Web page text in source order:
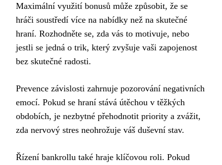
Maximální využití bonusů může způsobit, že se
hráči soustředí více na nabídky než na skutečné
hraní. Rozhodněte se, zda vás to motivuje, nebo
jestli se jedná o trik, který zvyšuje vaši zapojenost
bez skutečné radosti.
Prevence závislosti zahrnuje pozorování negativních
emocí. Pokud se hraní stává útěchou v těžkých
obdobích, je nezbytné přehodnotit priority a zvážit,
zda nervový stres neohrožuje váš duševní stav.
Řízení bankrollu také hraje klíčovou roli. Pokud